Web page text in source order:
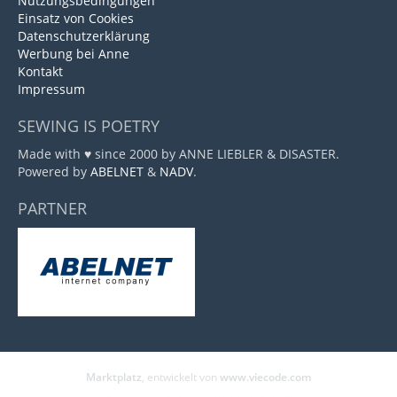
Einsatz von Cookies
Datenschutzerklärung
Werbung bei Anne
Kontakt
Impressum
SEWING IS POETRY
Made with ♥ since 2000 by ANNE LIEBLER & DISASTER.
Powered by ABELNET & NADV.
PARTNER
Marktplatz, entwickelt von www.viecode.com